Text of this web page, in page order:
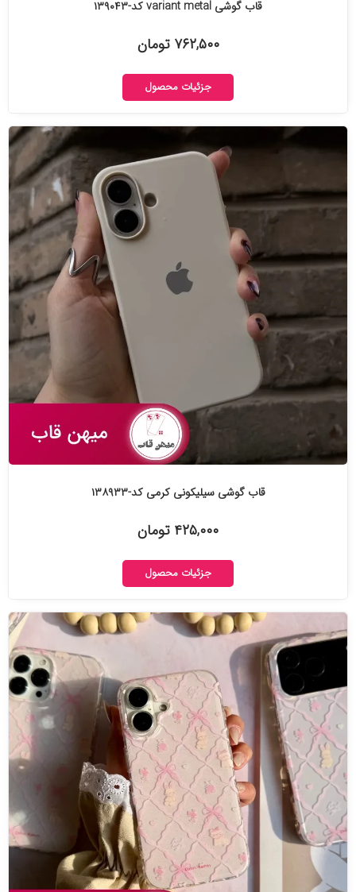
قاب گوشی variant metal کد-۱۳۹۰۴۳
۷۶۲,۵۰۰ تومان
جزئیات محصول
قاب گوشی سیلیکونی کرمی کد-۱۳۸۹۳۳
۴۲۵,۰۰۰ تومان
جزئیات محصول